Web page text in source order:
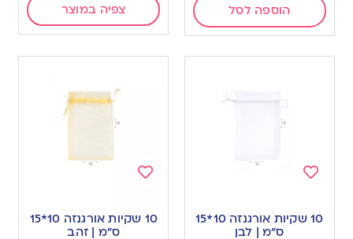
הוספה לסל צפיה במוצר
to
wishlist
10 שקיות אורגנזה 10*15
ס”מ | לבן
to
wishlist
10 שקיות אורגנזה 10*15
ס”מ | זהב